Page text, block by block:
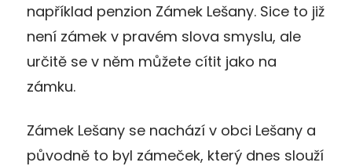
například penzion Zámek Lešany. Sice to již
není zámek v pravém slova smyslu, ale
určitě se v něm můžete cítit jako na
zámku.
Zámek Lešany se nachází v obci Lešany a
původně to byl zámeček, který dnes slouží